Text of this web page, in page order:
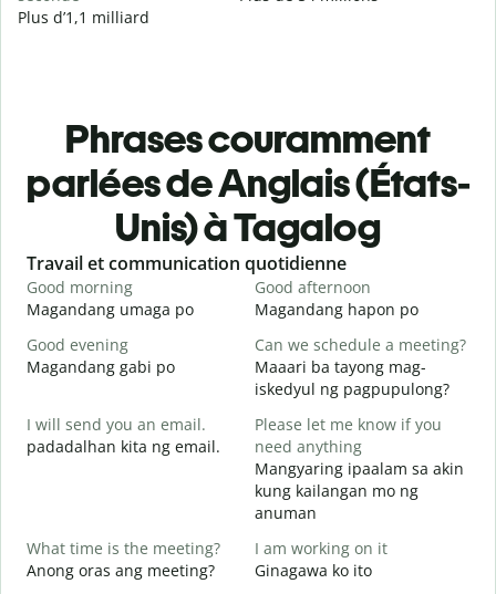
Plus d’1,1 milliard
Phrases couramment
parlées de Anglais (États-
Unis) à Tagalog
Slide 1 of 6
Travail et communication quotidienne
Good morning
Magandang umaga po
Good afternoon
Magandang hapon po
Good evening
Magandang gabi po
Can we schedule a meeting?
Maaari ba tayong mag-
iskedyul ng pagpupulong?
I will send you an email.
padadalhan kita ng email.
Please let me know if you
need anything
Mangyaring ipaalam sa akin
kung kailangan mo ng
anuman
What time is the meeting?
Anong oras ang meeting?
I am working on it
Ginagawa ko ito